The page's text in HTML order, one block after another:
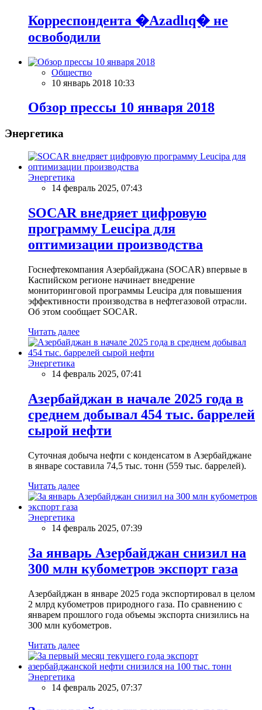
Корреспондента �Azadlıq� не
освободили
Общество
10 январь 2018 10:33
Обзор прессы 10 января 2018
Энергетика
Энергетика
14 февраль 2025, 07:43
SOCAR внедряет цифровую
программу Leucipa для
оптимизации производства
Госнефтекомпания Азербайджана (SOCAR) впервые в
Каспийском регионе начинает внедрение
мониторинговой программы Leucipa для повышения
эффективности производства в нефтегазовой отрасли.
Об этом сообщает SOCAR.
Читать далее
Энергетика
14 февраль 2025, 07:41
Азербайджан в начале 2025 года в
среднем добывал 454 тыс. баррелей
сырой нефти
Суточная добыча нефти с конденсатом в Азербайджане
в январе составила 74,5 тыс. тонн (559 тыс. баррелей).
Читать далее
Энергетика
14 февраль 2025, 07:39
За январь Азербайджан снизил на
300 млн кубометров экспорт газа
Азербайджан в январе 2025 года экспортировал в целом
2 млрд кубометров природного газа. По сравнению с
январем прошлого года объемы экспорта снизились на
300 млн кубометров.
Читать далее
Энергетика
14 февраль 2025, 07:37